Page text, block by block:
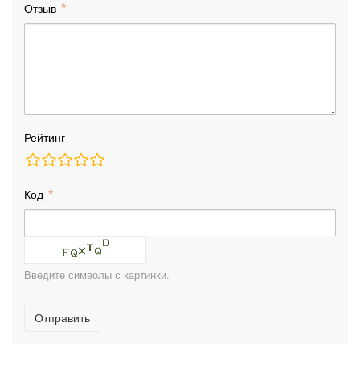
Отзыв
Рейтинг
Код
Введите символы с картинки.
Отправить